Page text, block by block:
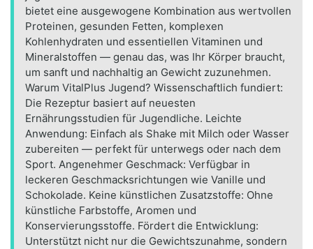
bietet eine ausgewogene Kombination aus wertvollen
Proteinen, gesunden Fetten, komplexen
Kohlenhydraten und essentiellen Vitaminen und
Mineralstoffen — genau das, was Ihr Körper braucht,
um sanft und nachhaltig an Gewicht zuzunehmen.
Warum VitalPlus Jugend? Wissenschaftlich fundiert:
Die Rezeptur basiert auf neuesten
Ernährungsstudien für Jugendliche. Leichte
Anwendung: Einfach als Shake mit Milch oder Wasser
zubereiten — perfekt für unterwegs oder nach dem
Sport. Angenehmer Geschmack: Verfügbar in
leckeren Geschmacksrichtungen wie Vanille und
Schokolade. Keine künstlichen Zusatzstoffe: Ohne
künstliche Farbstoffe, Aromen und
Konservierungsstoffe. Fördert die Entwicklung:
Unterstützt nicht nur die Gewichtszunahme, sondern